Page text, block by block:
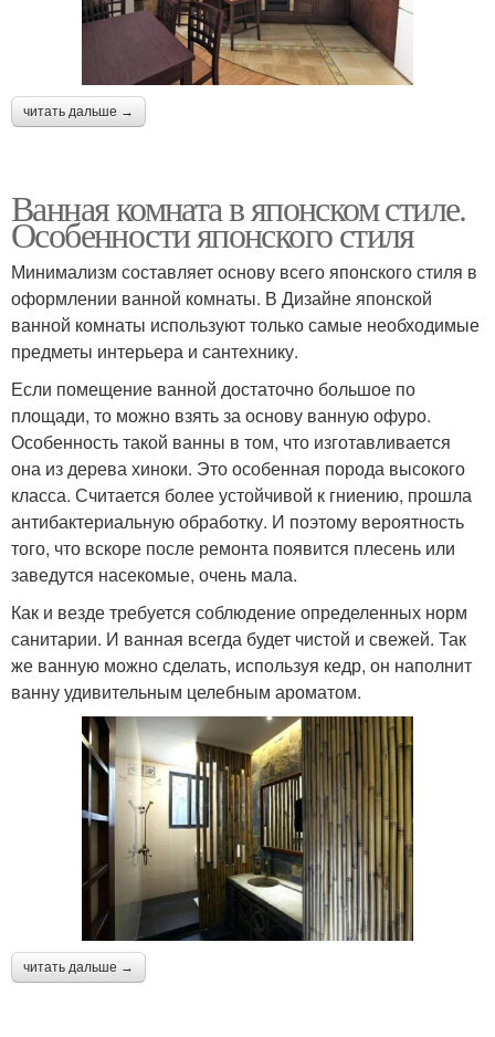
читать дальше →
Ванная комната в японском стиле.
Особенности японского стиля
Минимализм составляет основу всего японского стиля в
оформлении ванной комнаты. В Дизайне японской
ванной комнаты используют только самые необходимые
предметы интерьера и сантехнику.
Если помещение ванной достаточно большое по
площади, то можно взять за основу ванную офуро.
Особенность такой ванны в том, что изготавливается
она из дерева хиноки. Это особенная порода высокого
класса. Считается более устойчивой к гниению, прошла
антибактериальную обработку. И поэтому вероятность
того, что вскоре после ремонта появится плесень или
заведутся насекомые, очень мала.
Как и везде требуется соблюдение определенных норм
санитарии. И ванная всегда будет чистой и свежей. Так
же ванную можно сделать, используя кедр, он наполнит
ванну удивительным целебным ароматом.
читать дальше →